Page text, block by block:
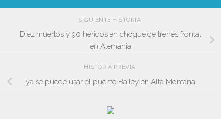
SIGUIENTE HISTORIA
Diez muertos y 90 heridos en choque de trenes frontal
en Alemania
HISTORIA PREVIA
ya se puede usar el puente Bailey en Alta Montaña